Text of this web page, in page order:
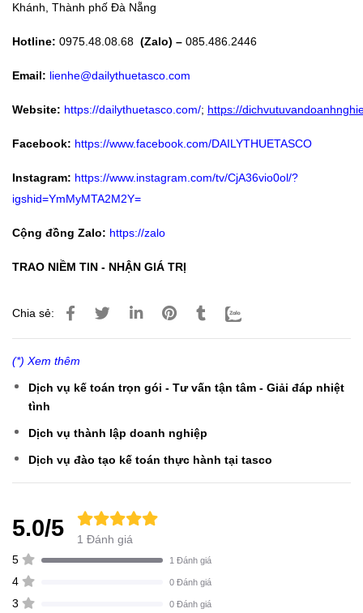
Khánh, Thành phố Đà Nẵng
Hotline: 0975.48.08.68 (Zalo) – 085.486.2446
Email: lienhe@dailythuetasco.com
Website: https://dailythuetasco.com/; https://
Facebook: https://www.facebook.com/DAILYTHUETASCO
Instagram: https://www.instagram.com/tv/CjA36vio0ol/?
igshid=YmMyMTA2M2Y=
Cộng đồng Zalo: https://zalo
TRAO NIỀM TIN - NHẬN GIÁ TRỊ
Chia sẻ:
(*) Xem thêm
Dịch vụ kế toán trọn gói - Tư vấn tận tâm - Giải đáp nhiệt
tình
Dịch vụ thành lập doanh nghiệp
Dịch vụ đào tạo kế toán thực hành tại tasco
5.0/5
1 Đánh giá
5
1 Đánh giá
4 0 Đánh giá
3 0 Đánh giá